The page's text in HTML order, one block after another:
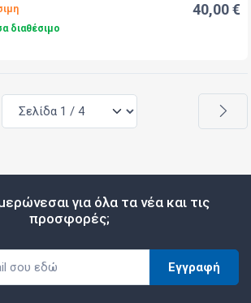
διαθέσιμο
40,00 €
για όλα τα νέα και τις
προσφορές;
Εγγραφή